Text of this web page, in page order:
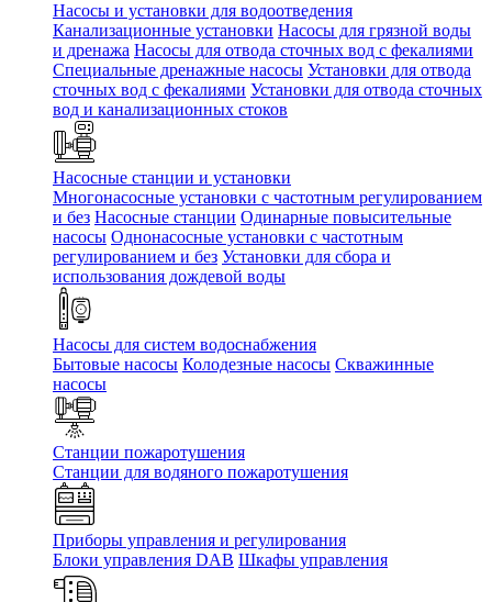
Насосы и установки для водоотведения
Канализационные установки Насосы для грязной воды
и дренажа Насосы для отвода сточных вод c фекалиями
Специальные дренажные насосы Установки для отвода
сточных вод c фекалиями Установки для отвода сточных
вод и канализационных стоков
Насосные станции и установки
Многонасосные установки с частотным регулированием
и без Насосные станции Одинарные повысительные
насосы Однонасосные установки с частотным
регулированием и без Установки для сбора и
использования дождевой воды
Насосы для систем водоснабжения
Бытовые насосы Колодезные насосы Скважинные
насосы
Станции пожаротушения
Станции для водяного пожаротушения
Приборы управления и регулирования
Блоки управления DAB Шкафы управления